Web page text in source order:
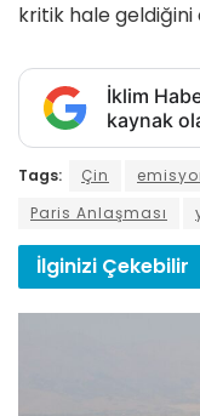
kritik hale
İklim
kaynak
Tags: Çin
Paris Anlaşması
İlginizi Çekebilir